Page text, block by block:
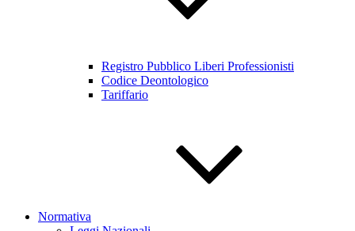
Registro Pubblico Liberi Professionisti
Codice Deontologico
Tariffario
Normativa